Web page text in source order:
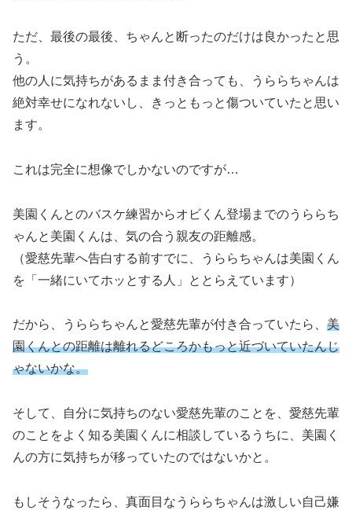
ただ、最後の最後、ちゃんと断ったのだけは良かったと思
う。
他の人に気持ちがあるまま付き合っても、うららちゃんは
絶対幸せになれないし、きっともっと傷ついていたと思い
ます。
これは完全に想像でしかないのですが…
美園くんとのバスケ練習からオビくん登場までのうららち
ゃんと美園くんは、気の合う親友の距離感。
（愛慈先輩へ告白する前すでに、うららちゃんは美園くん
を「一緒にいてホッとする人」ととらえています）
だから、うららちゃんと愛慈先輩が付き合っていたら、 美
園くんとの距離は離れるどころかもっと近づいていたんじ
ゃないかな。
そして、自分に気持ちのない愛慈先輩のことを、愛慈先輩
のことをよく知る美園くんに相談しているうちに、美園く
んの方に気持ちが移っていたのではないかと。
もしそうなったら、真面目なうららちゃんは激しい自己嫌